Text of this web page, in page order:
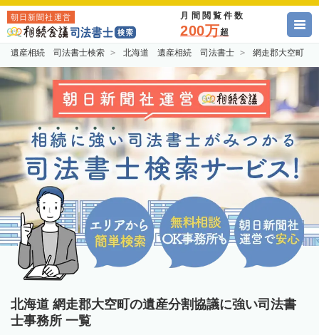
朝日新聞社運営 月間閲覧件数
200万超
遺産相続 司法書士検索 北海道 遺産相続 司法書士 網走郡大空町
北海道 網走郡大空町の遺産分割協議に強い司法書
士事務所 一覧